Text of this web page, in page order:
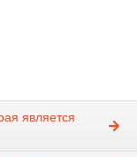
является